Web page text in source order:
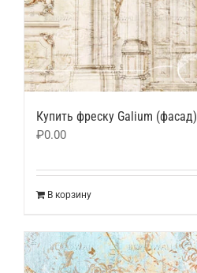
Купить фреску Galium (фасад)
₽0.00
В корзину